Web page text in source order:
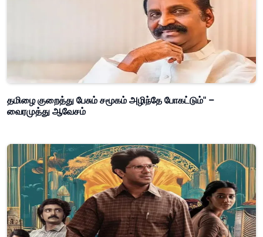
தமிழை குறைத்து பேசும் சமூகம் அழிந்தே போகட்டும்" –
வைரமுத்து ஆவேசம்